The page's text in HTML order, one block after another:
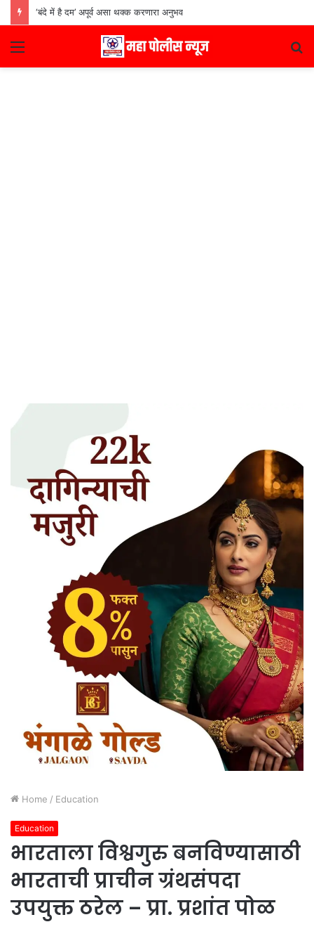
‘बंदे में है दम’ अपूर्व असा थक्क करणारा अनुभव
Menu
Home / Education
Education
भारताला विश्वगुरु बनविण्यासाठी
भारताची प्राचीन ग्रंथसंपदा
उपयुक्त ठरेल – प्रा. प्रशांत पोळ